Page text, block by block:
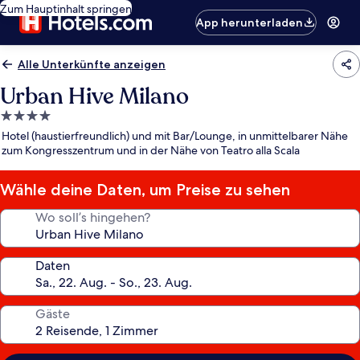
Zum Hauptinhalt springen
App herunterladen
Alle Unterkünfte anzeigen
Urban Hive Milano
4.0-
Sterne-
Unterkunft
Hotel (haustierfreundlich) und mit Bar/Lounge, in unmittelbarer Nähe
zum Kongresszentrum und in der Nähe von Teatro alla Scala
Wähle deine Daten, um Preise zu sehen
Wo soll’s hingehen?
Daten
Gäste